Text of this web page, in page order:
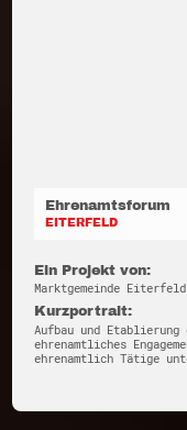
Ehrenamtsforum
EITERFELD
Ein Projekt von:
Marktgemeinde Eiterfeld
Kurzportrait:
Aufbau und Etablierung
ehrenamtliches
ehrenamtlich Tätige